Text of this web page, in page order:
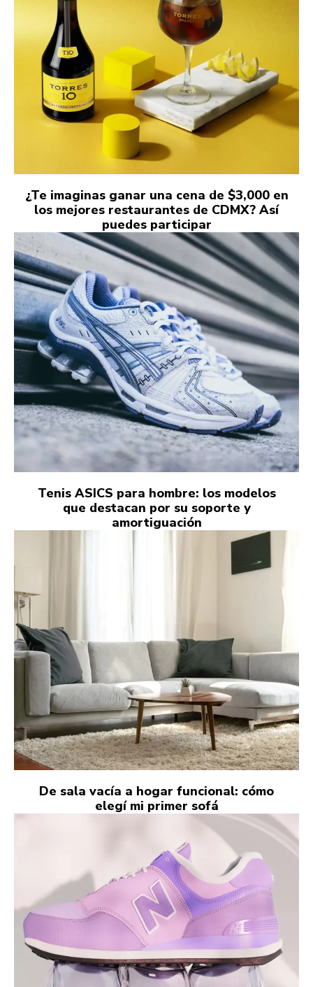
¿Te imaginas ganar una cena de $3,000 en
los mejores restaurantes de CDMX? Así
puedes participar
Tenis ASICS para hombre: los modelos
que destacan por su soporte y
amortiguación
De sala vacía a hogar funcional: cómo
elegí mi primer sofá